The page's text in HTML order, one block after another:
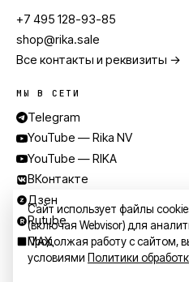
Сайт использует файлы
(включая Webvisor) для
Продолжая работу с сайтом,
условиями Политики
+7 495 128-93-85
shop@rika.sale
Все контакты и реквизиты →
МЫ В СЕТИ
Telegram
YouTube — Rika NV
YouTube — RIKA
ВКонтакте
Дзен
Rutube
MAX